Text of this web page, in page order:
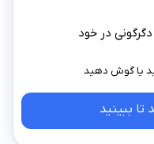
در خود
تا ببینید